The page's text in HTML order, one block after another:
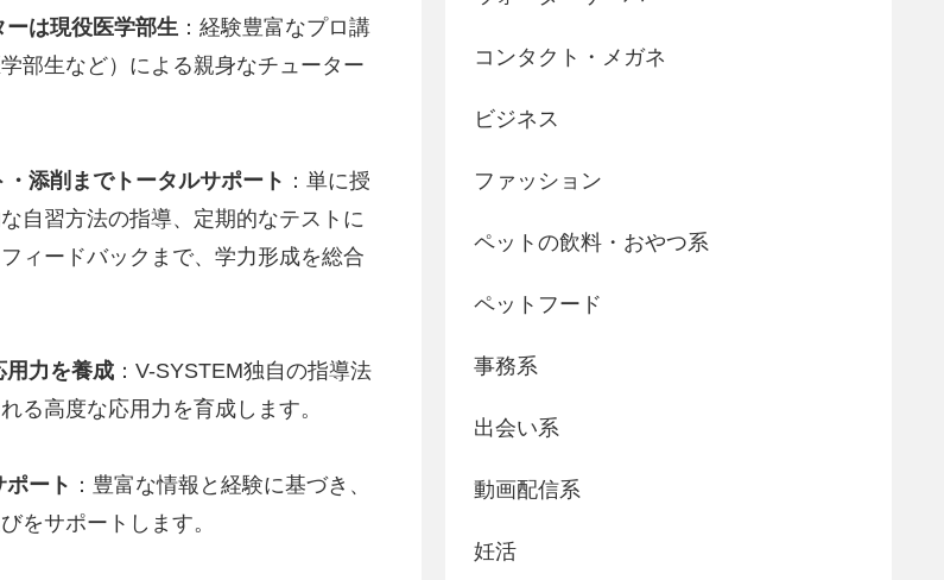
は現役医学部生：経験豊富なプロ講
部生など）による親身なチューター
添削までトータルサポート ：単に授
自習方法の指導、定期的なテストに
ィードバックまで、学力形成を総合
力を養成：V-SYSTEM独自の指導法
る高度な応用力を育成します。
ート ：豊富な情報と経験に基づき、
をサポートします。
コンタクト・メガネ
ビジネス
ファッション
ペットの飲料・おやつ系
ペットフード
事務系
出会い系
動画配信系
妊活